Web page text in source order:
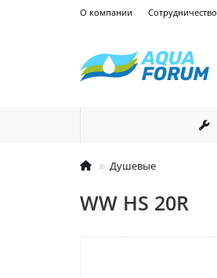
О компании Сотрудничество
Душевые
WW HS 20R